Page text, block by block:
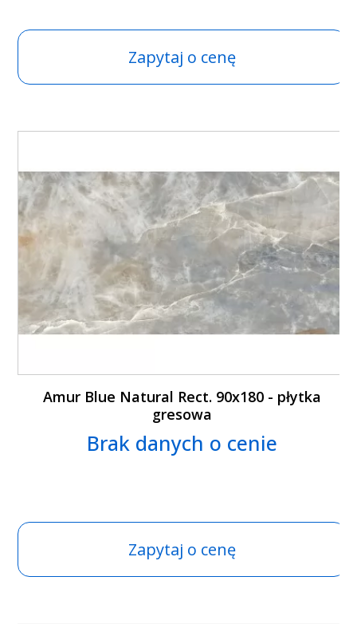
Zapytaj o cenę
Amur Blue Natural Rect. 90x180 - płytka
gresowa
Brak danych o cenie
Zapytaj o cenę